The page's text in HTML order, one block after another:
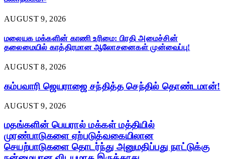
AUGUST 9, 2026
மலையக மக்களின் காணி உரிமை: பிரதி அமைச்சின்
தலைமையில் காத்திரமான ஆலோசனைகள் முன்வைப்பு!
AUGUST 8, 2026
கம்பவாரி ஜெயராஜை சந்தித்த செந்தில் தொண்டமான்!
AUGUST 9, 2026
மதங்களின் பெயரால் மக்கள் மத்தியில்
முரண்பாடுகளை ஏற்படுத்வகையிலான
செயற்பாடுகளை தொடர்ந்து அனுமதிப்பது நாட்டுக்கு